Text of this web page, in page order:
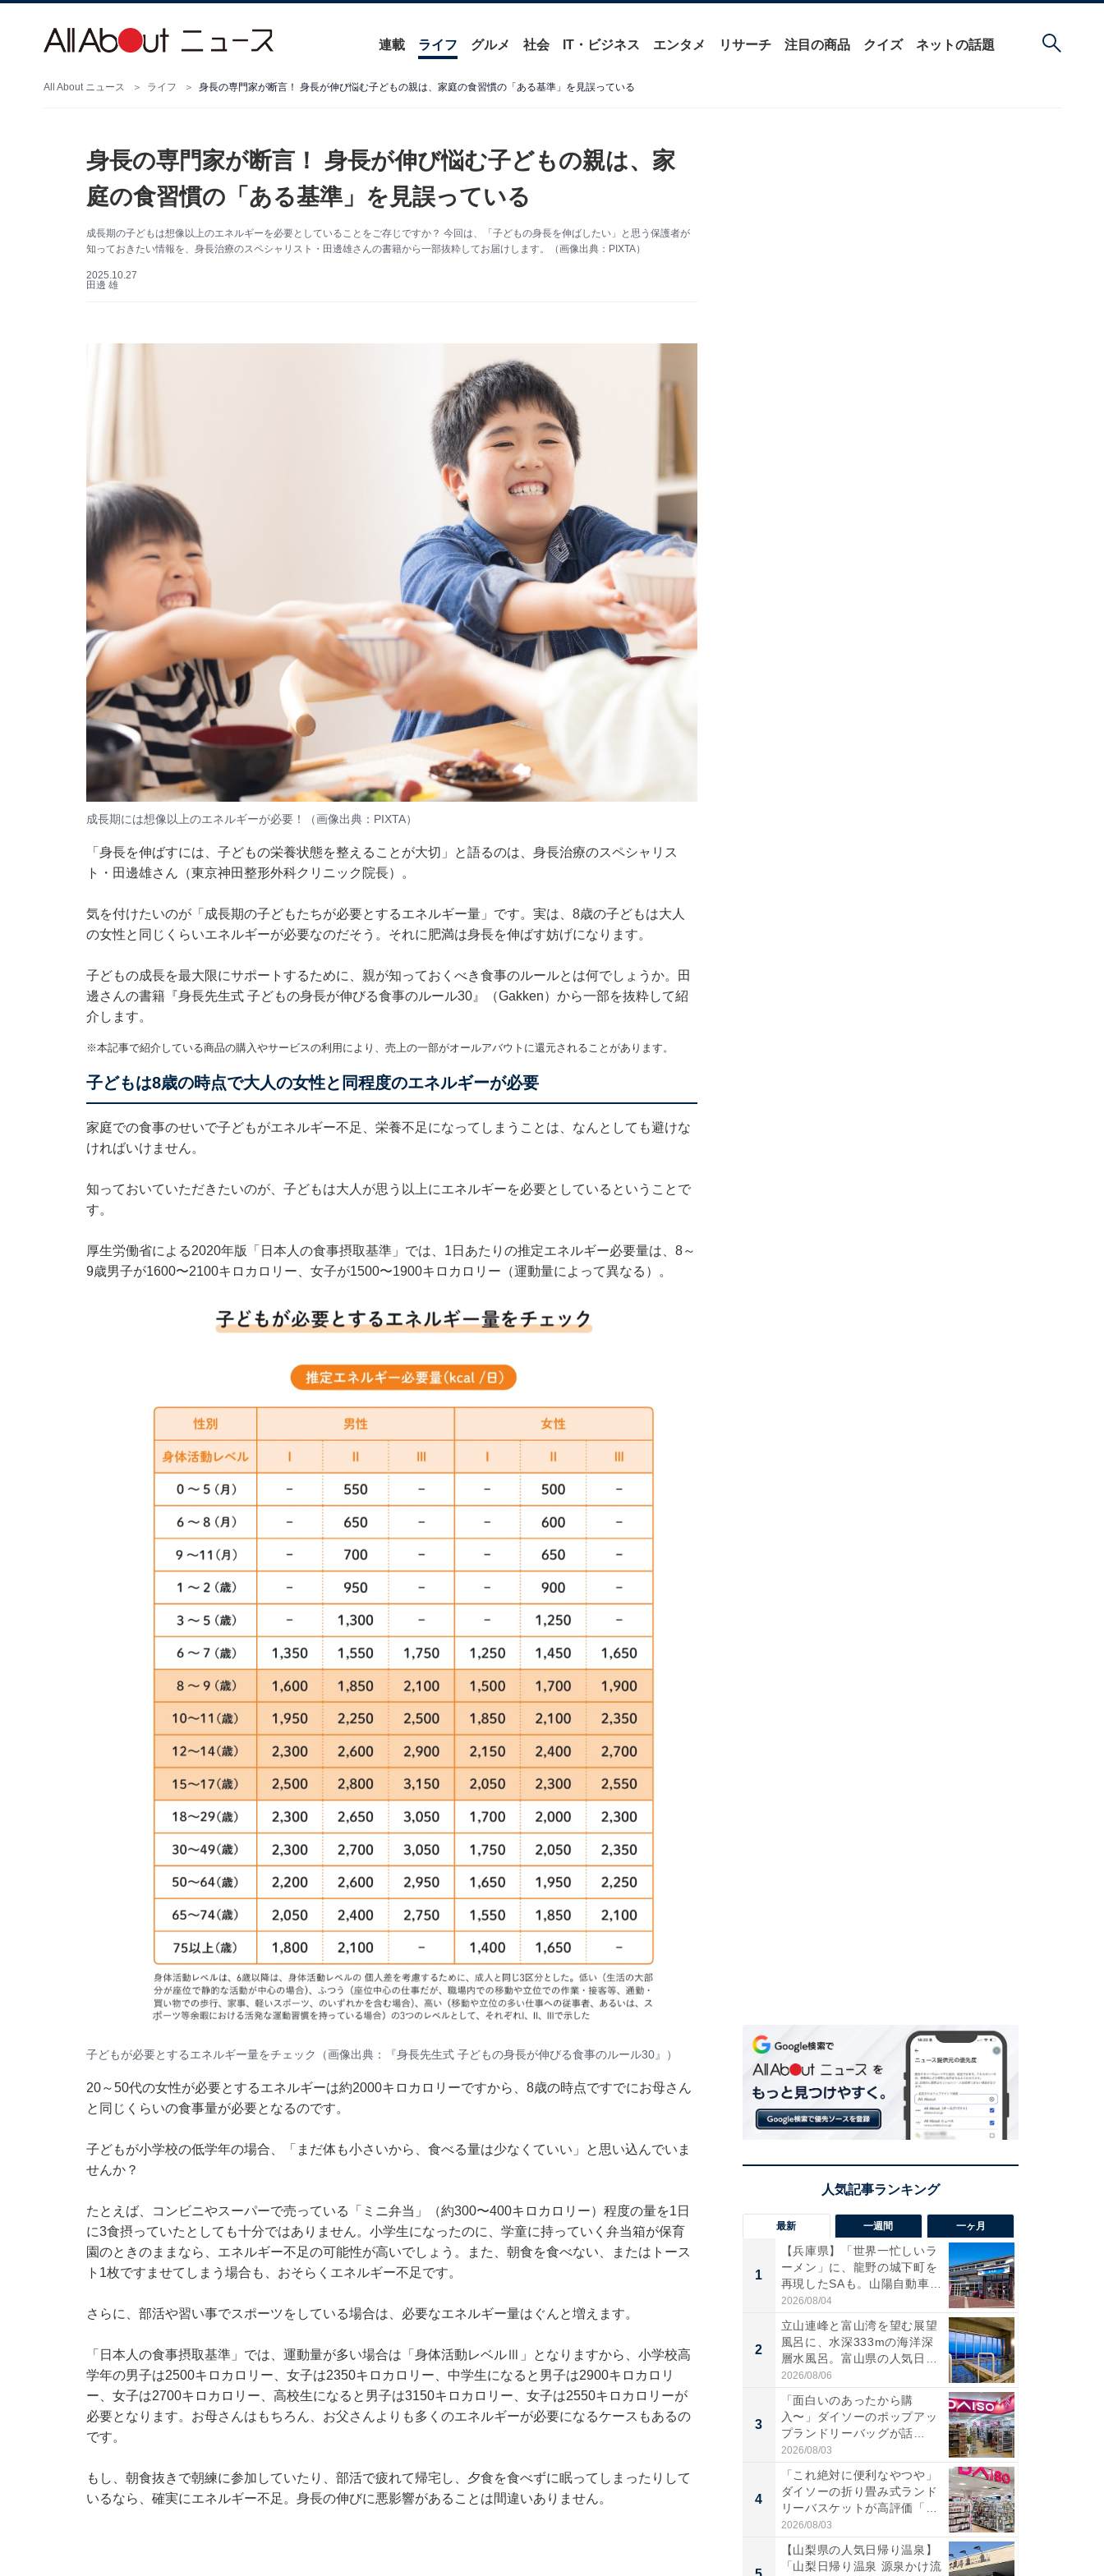
連載 ライフ グルメ 社会 IT・ビジネス エンタメ リサーチ 注目の商品 クイズ ネットの話題
All About ニュース ライフ 身長の専門家が断言！ 身長が伸び悩む子どもの親は、家庭の食習慣の「ある基準」を見誤っている
身長の専門家が断言！ 身長が伸び悩む子どもの親は、家
庭の食習慣の「ある基準」を見誤っている
成長期の子どもは想像以上のエネルギーを必要としていることをご存じですか？ 今回は、「子どもの身長を伸ばしたい」と思う保護者が
知っておきたい情報を、身長治療のスペシャリスト・田邊雄さんの書籍から一部抜粋してお届けします。（画像出典：PIXTA）
2025.10.27
田邊 雄
成長期には想像以上のエネルギーが必要！（画像出典：PIXTA）
「身長を伸ばすには、子どもの栄養状態を整えることが大切」と語るのは、身長治療のスペシャリス
ト・田邊雄さん（東京神田整形外科クリニック院長）。
気を付けたいのが「成長期の子どもたちが必要とするエネルギー量」です。実は、8歳の子どもは大人
の女性と同じくらいエネルギーが必要なのだそう。それに肥満は身長を伸ばす妨げになります。
子どもの成長を最大限にサポートするために、親が知っておくべき食事のルールとは何でしょうか。田
邊さんの書籍『身長先生式 子どもの身長が伸びる食事のルール30』
（Gakken）から一部を抜粋して紹
介します。
※本記事で紹介している商品の購入やサービスの利用により、売上の一部がオールアバウトに還元されることがあります。
子どもは8歳の時点で大人の女性と同程度のエネルギーが必要
家庭での食事のせいで子どもがエネルギー不足、栄養不足になってしまうことは、なんとしても避けな
ければいけません。
知っておいていただきたいのが、子どもは大人が思う以上にエネルギーを必要としているということで
す。
厚生労働省による2020年版「日本人の食事摂取基準」 では、1日あたりの推定エネルギー必要量は、8～
9歳男子が1600〜2100キロカロリー、女子が1500〜1900キロカロリー（運動量によって異なる）。
子どもが必要とするエネルギー量をチェック（画像出典：『身長先生式 子どもの身長が伸びる食事のルール30』）
20～50代の女性が必要とするエネルギーは約2000キロカロリーですから、8歳の時点ですでにお母さん
と同じくらいの食事量が必要となるのです。
子どもが小学校の低学年の場合、「まだ体も小さいから、食べる量は少なくていい」と思い込んでいま
せんか？
たとえば、コンビニやスーパーで売っている「ミニ弁当」（約300〜400キロカロリー）程度の量を1日
に3食摂っていたとしても十分ではありません。小学生になったのに、学童に持っていく弁当箱が保育
園のときのままなら、エネルギー不足の可能性が高いでしょう。また、朝食を食べない、またはトース
ト1枚ですませてしまう場合も、おそらくエネルギー不足です。
さらに、部活や習い事でスポーツをしている場合は、必要なエネルギー量はぐんと増えます。
「日本人の食事摂取基準」では、運動量が多い場合は「身体活動レベルⅢ」となりますから、小学校高
学年の男子は2500キロカロリー、女子は2350キロカロリー、中学生になると男子は2900キロカロリ
ー、女子は2700キロカロリー、高校生になると男子は3150キロカロリー、女子は2550キロカロリーが
必要となります。お母さんはもちろん、お父さんよりも多くのエネルギーが必要になるケースもあるの
です。
もし、朝食抜きで朝練に参加していたり、部活で疲れて帰宅し、夕食を食べずに眠ってしまったりして
いるなら、確実にエネルギー不足。身長の伸びに悪影響があることは間違いありません。
最新 一週間 一ヶ月
1
【兵庫県】「世界一忙しいラ
ーメン」に、龍野の城下町を
再現したSAも。山陽自動車
道...
2026/08/04
2
立山連峰と富山湾を望む展望
風呂に、水深333mの海洋深
層水風呂。富山県の人気日
帰...
2026/08/06
3
「面白いのあったから購
入〜」ダイソーのポップアッ
プランドリーバッグが話
題。“さま...
2026/08/03
4
「これ絶対に便利なやつや」
ダイソーの折り畳み式ランド
リーバスケットが高評価「使
わ...
2026/08/03
【山梨県の人気日帰り温泉】
「山梨日帰り温泉 源泉かけ流